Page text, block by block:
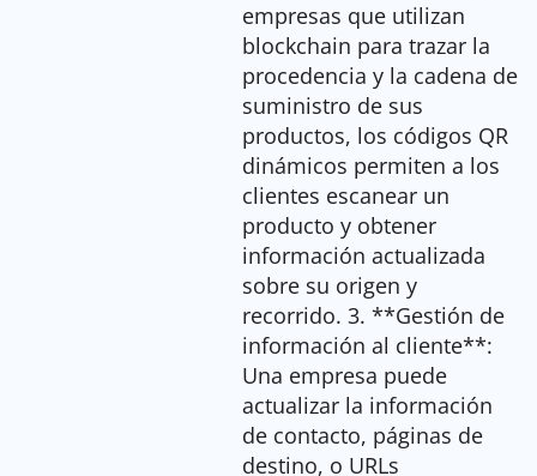
empresas que utilizan
blockchain para trazar la
procedencia y la cadena de
suministro de sus
productos, los códigos QR
dinámicos permiten a los
clientes escanear un
producto y obtener
información actualizada
sobre su origen y
recorrido. 3. **Gestión de
información al cliente**:
Una empresa puede
actualizar la información
de contacto, páginas de
destino, o URLs